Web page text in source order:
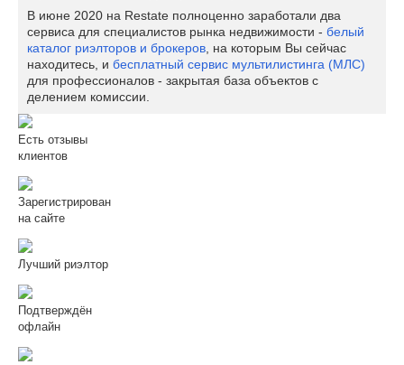
В июне 2020 на Restate полноценно заработали два
сервиса для специалистов рынка недвижимости - белый
каталог риэлторов и брокеров , на которым Вы сейчас
находитесь, и бесплатный сервис мультилистинга (МЛС)
для профессионалов - закрытая база объектов с
делением комиссии.
Есть отзывы
клиентов
Зарегистрирован
на сайте
Лучший риэлтор
Подтверждён
офлайн